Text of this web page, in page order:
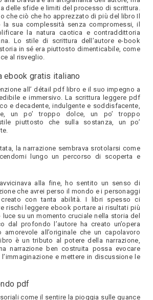
delle sfide e limiti del processo di scrittura.
che ciò che ho apprezzato di più del libro Il
sua complessità senza compromessi, il
la natura caotica e contraddittoria
Lo stile di scrittura dell’autore e-book
in sé era piuttosto dimenticabile, come
al risveglio.
ebook gratis italiano
all’ détail pdf libro e il suo impegno a
e immersivo. La scrittura leggere pdf
e decadente, indulgente e soddisfacente,
un po’ troppo dolce, un po’ troppo
piuttosto che sulla sostanza, un po’
la narrazione sembrava srotolarsi come
lungo un percorso di scoperta e
alla fine, ho sentito un senso di
che avrei perso il mondo e i personaggi
creato con tanta abilità. I libri spesso ci
rischi leggere ebook portare ai risultati più
su un momento cruciale nella storia del
dal profondo l’autore ha creato un’opera
all’originale che un capolavoro
è un tributo al potere della narrazione,
narrazione ben costruita possa evocare
e mettere in discussione le
pdf
come il sentire la pioggia sulle guance